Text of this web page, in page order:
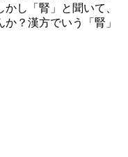
し「腎」と聞いて、
？漢方でいう「腎」